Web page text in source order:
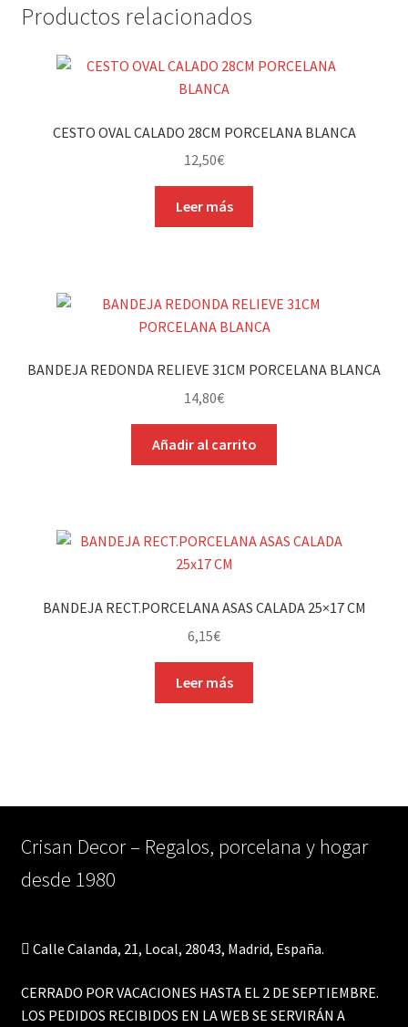
Productos relacionados
CESTO OVAL CALADO 28CM PORCELANA BLANCA
12,50€
Leer más
BANDEJA REDONDA RELIEVE 31CM PORCELANA BLANCA
14,80€
Añadir al carrito
BANDEJA RECT.PORCELANA ASAS CALADA 25×17 CM
6,15€
Leer más
Crisan Decor – Regalos, porcelana y hogar
desde 1980
Calle Calanda, 21, Local, 28043, Madrid, España.
CERRADO POR VACACIONES HASTA EL 2 DE SEPTIEMBRE.
LOS PEDIDOS RECIBIDOS EN LA WEB SE SERVIRÁN A